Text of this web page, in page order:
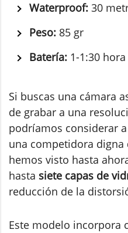
Waterproof: 30
Peso: 85 gr
Batería: 1-1:30
Si buscas una cámara
de grabar a una
podríamos considerar a
una competidora digna
hemos visto hasta
hasta siete capas de
reducción de la
Este modelo incorpora